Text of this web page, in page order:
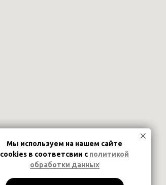
Mы используем на нашем сайте
cookies в соответсвии с политикой
обработки данных
Mы используем на нашем сайте
cookies в соответсвии с политикой
обработки данных